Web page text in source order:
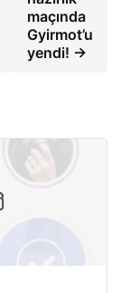
maçında
Gyirmot’u
yendi! →